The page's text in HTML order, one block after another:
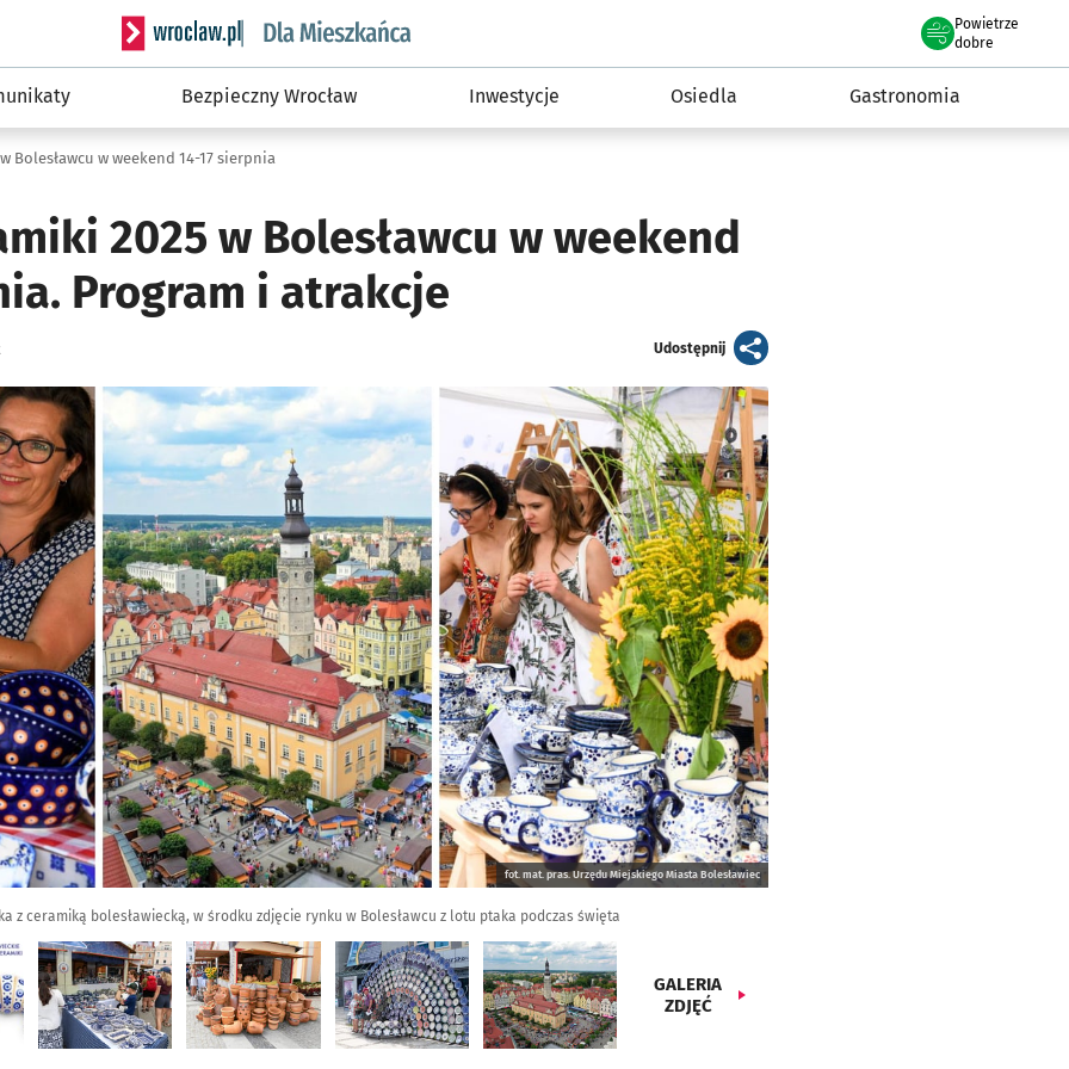
Serwis informacyjny wroclaw.pl podserwis: Dla mieszkańca
Powietrze
we Wrocławiu
dobre
Bezpieczny Wrocław Inwestycje Osiedla Gastronomia
Bolesławcu w weekend 14-17 sierpnia
2025 w Bolesławcu w weekend
Program i atrakcje
Udostępnijartykuł
fot. mat. pras. Urzędu Miejskiego Miasta Bolesławiec
z ceramiką bolesławiecką, w środku zdjęcie rynku w Bolesławcu z lotu ptaka podczas święta
GALERIA
ZDJĘĆ